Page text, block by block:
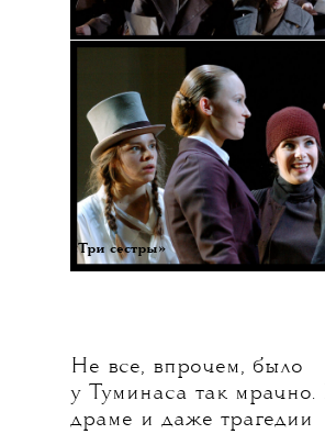
«Три сестры»
Не все, впрочем, было
у Туминаса так мрачно.
драме и даже трагедии